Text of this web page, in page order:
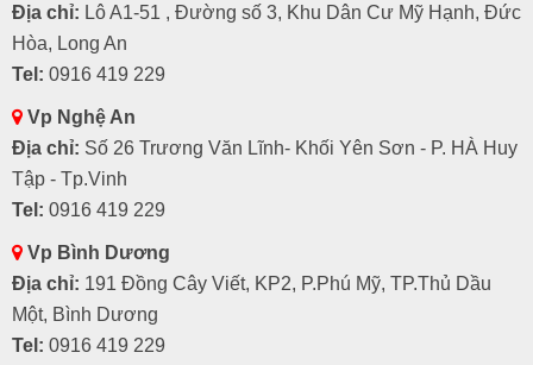
Địa chỉ: Lô A1-51 , Đường số 3, Khu Dân Cư Mỹ Hạnh, Đức
Hòa, Long An
Tel: 0916 419 229
Vp Nghệ An
Địa chỉ: Số 26 Trương Văn Lĩnh- Khối Yên Sơn - P. HÀ Huy
Tập - Tp.Vinh
Tel: 0916 419 229
Vp Bình Dương
Địa chỉ: 191 Đồng Cây Viết, KP2, P.Phú Mỹ, TP.Thủ Dầu
Một, Bình Dương
Tel: 0916 419 229